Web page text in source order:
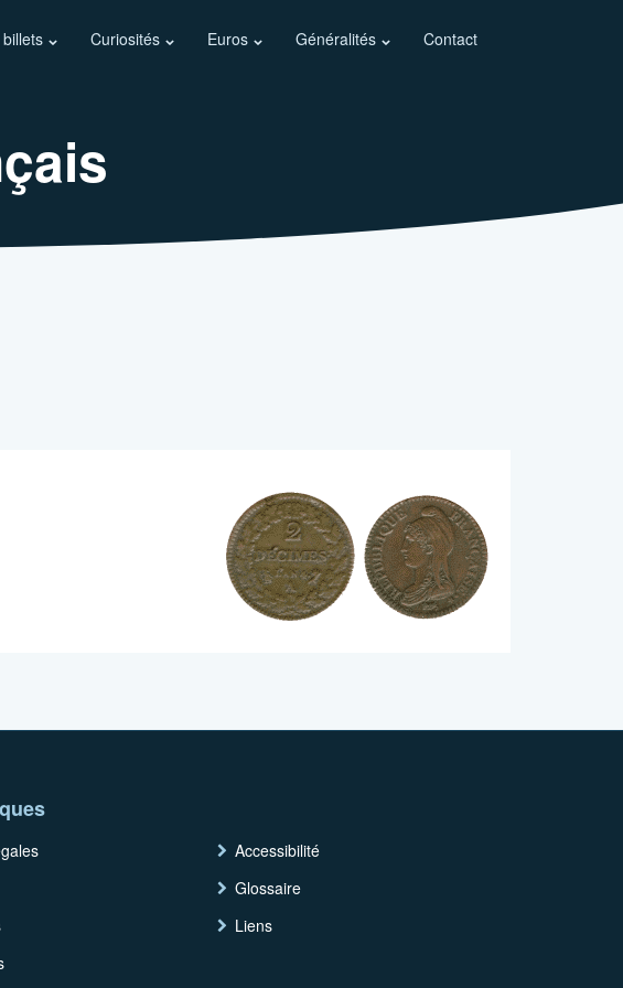
Curiosités Euros Généralités Contact
Accessibilité
Glossaire
Liens